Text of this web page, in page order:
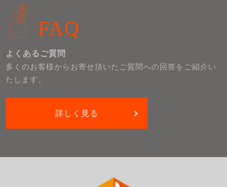
FAQ
よくあるご質問
多くのお客様からお寄せ頂いたご質問への回答をご紹介い
たします。
詳しく見る